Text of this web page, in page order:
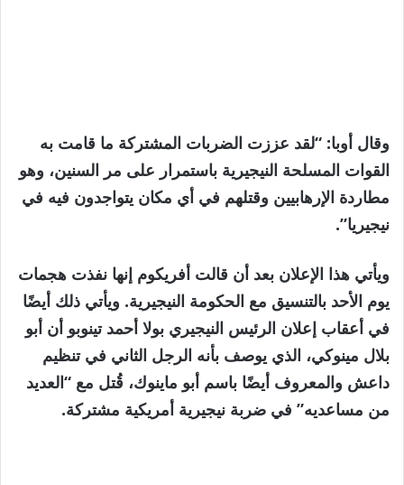
وقال أوبا: “لقد عززت الضربات المشتركة ما قامت به
القوات المسلحة النيجيرية باستمرار على مر السنين، وهو
مطاردة الإرهابيين وقتلهم في أي مكان يتواجدون فيه في
نيجيريا”.
ويأتي هذا الإعلان بعد أن قالت أفريكوم إنها نفذت هجمات
يوم الأحد بالتنسيق مع الحكومة النيجيرية. ويأتي ذلك أيضًا
في أعقاب إعلان الرئيس النيجيري بولا أحمد تينوبو أن أبو
بلال مينوكي، الذي يوصف بأنه الرجل الثاني في تنظيم
داعش والمعروف أيضًا باسم أبو ماينوك، قُتل مع “العديد
من مساعديه” في ضربة نيجيرية أمريكية مشتركة.